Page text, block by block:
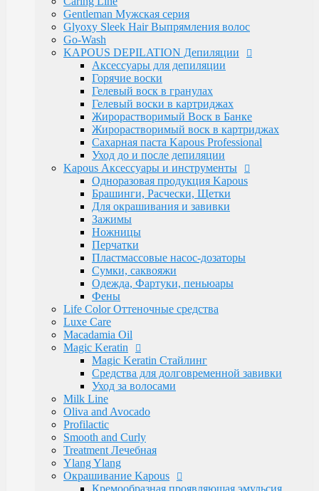
Электротовары
Восконагреватели для депиляции
SELECTIVE PROFESSIONAL
Теги
marfa memo Бальзам Бустер Воск Гель для
Для бороды Для мужчин Дозатор
Крем после бритья
Лосьон Маска Масло для волос
Косметика
Обесцвечивающий порошок
Эмульсия
Паста для волос Пудра Тонирующая
Укладка волос Флюид Щетка для роста
духи духимарфа защита волос кондиционер для
концентрированныйпарфюм краска для
волос
маска для волос мусс для
мыло парфюм парфюмерия парфюмернаявода
парфюмерия сильная фиксация спрей для волос
с морской
сыворотка термозащита
фиксация
Бренды
Kapous Professional
Estel Professional
Matrix
Ollin Professional
Londa Professional
Hair Company
Kondor
Сталекс
Depiltouch
Solinberg
Zinger
Mertz
Mozart
Camillen
White Line
Camillen 60
RuNail Professional
PROFCOSMO
Gentleman Мужская серия
Glyoxy Sleek Hair Выпрямления волос
Go-Wash
KAPOUS DEPILATION Депиляции
Аксессуары для депиляции
Горячие воски
Гелевый воск в гранулах
Гелевый воски в картриджах
Жирорастворимый Воск в Банке
Жирорастворимый воск в картриджах
Сахарная паста Kapous Professional
Уход до и после депиляции
Kapous Аксессуары и инструменты
Одноразовая продукция Kapous
Брашинги, Расчески, Щетки
Для окрашивания и завивки
Зажимы
Ножницы
Перчатки
Пластмассовые насос-дозаторы
Сумки, саквояжи
Одежда, Фартуки, пеньюары
Фены
Life Color Оттеночные средства
Luxe Care
Macadamia Oil
Magic Keratin
Magic Keratin Стайлинг
Средства для долговременной завивки
Уход за волосами
Milk Line
Oliva and Avocado
Profilactic
Smooth and Curly
Treatment Лечебная
Ylang Ylang
Окрашивание Kapous
Кремообразная проявляющая эмульсия